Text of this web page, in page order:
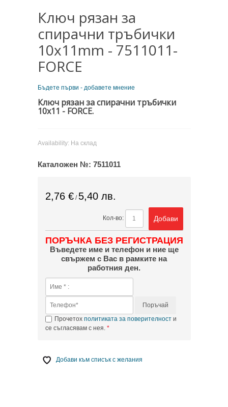
Ключ рязан за
спирачни тръбички
10х11mm - 7511011-
FORCE
Бъдете първи - добавете мнение
Ключ рязан за спирачни тръбички
10х11 - FORCE.
Availability: На склад
Каталожен №: 7511011
2,76 €/ 5,40 лв.
Кол-во: Добави
ПОРЪЧКА БЕЗ РЕГИСТРАЦИЯ
Въведете име и телефон и ние ще
свържем с Вас в рамките на
работния ден.
Поръчай
Прочетох политиката за поверителности
се съгласявам с нея.
Добави към списък с желания